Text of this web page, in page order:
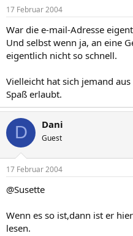
17 Februar 2004
War die e-mail-Adresse
Und selbst wenn ja, an eine
eigentlich nicht so schnell.
Vielleicht hat sich jemand
Spaß erlaubt.
D Dani
Guest
17 Februar 2004
@Susette
Wenn es so ist,dann ist er
lesen.